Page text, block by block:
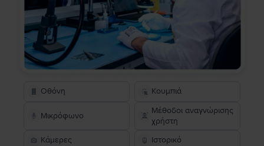
Οθόνη Κουμπιά
Μικρόφωνο
Μέθοδοι αναγνώρισης
χρήστη
Κάμερες
Ιστορικό